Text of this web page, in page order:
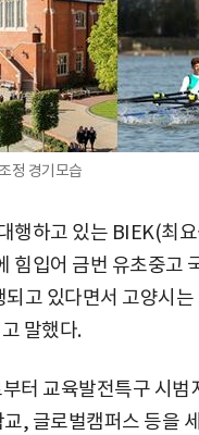
정 경기모습
행하고 있는 BIEK(최
힘입어 금번 유초중고
고 있다면서 고양시
말했다.
터 교육발전특구 시
, 글로벌캠퍼스 등을